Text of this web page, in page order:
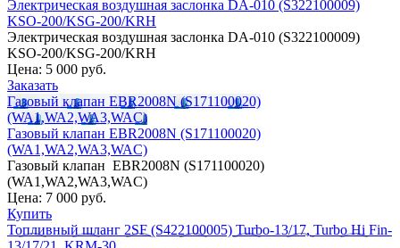
Электрическая воздушная заслонка DA-010 (S322100009)
KSO-200/KSG-200/KRH
Электрическая воздушная заслонка DA-010 (S322100009)
KSO-200/KSG-200/KRH
Цена: 5 000 руб.
Заказать
Газовый клапан EBR2008N (S171100020)
(WA1,WA2,WA3,WAC)
Газовый клапан EBR2008N (S171100020)
(WA1,WA2,WA3,WAC)
Газовый клапан EBR2008N (S171100020)
(WA1,WA2,WA3,WAC)
Цена: 7 000 руб.
Купить
Топливный шланг 2SF (S422100005) Turbo-13/17, Turbo Hi Fin-